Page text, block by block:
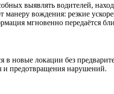
выявлять водителей,
вождения: резкие
мгновенно передаётся
новые локации без
и предотвращения нарушений.